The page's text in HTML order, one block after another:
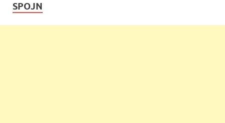
SPOJN